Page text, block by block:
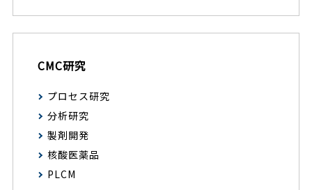
CMC研究
プロセス研究
分析研究
製剤開発
核酸医薬品
PLCM